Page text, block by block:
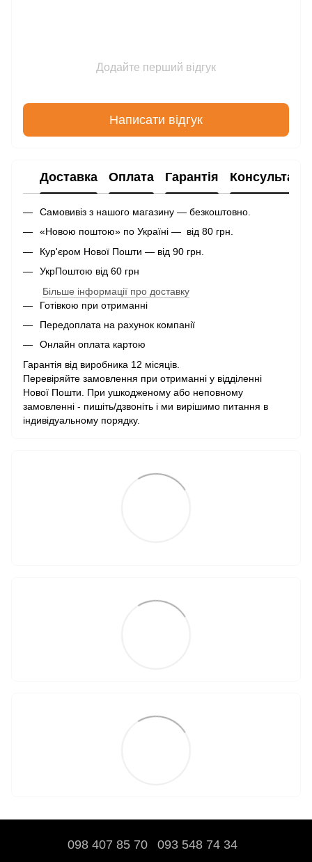
Додайте перший відгук
Написати відгук
Доставка Оплата Гарантія Консультація
Самовивіз з нашого магазину — безкоштовно.
«Новою поштою» по Україні — від 80 грн.
Кур'єром Нової Пошти — від 90 грн.
УкрПоштою від 60 грн
Більше інформації про доставку
Готівкою при отриманні
Передоплата на рахунок компанії
Онлайн оплата картою
Гарантія від виробника 12 місяців.
Перевіряйте замовлення при отриманні у відділенні
Нової Пошти. При ушкодженому або неповному
замовленні - пишіть/дзвоніть і ми вирішимо питання в
індивідуальному порядку.
098 407 85 70 093 548 74 34